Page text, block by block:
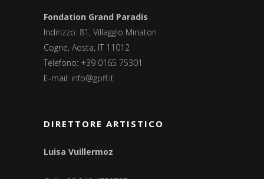
Fondation Grand Paradis
Indirizzo: 81, Villaggio Minatori
Cogne, Aosta, IT 11012
Telefono: +39 0165 75301
E-mail: info@gpff.it
DIRETTORE ARTISTICO
Luisa Vuillermoz